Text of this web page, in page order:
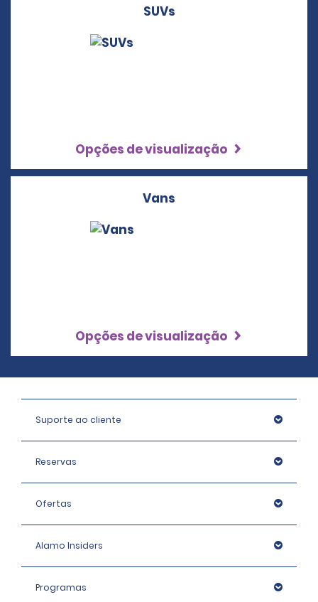
SUVs
Opções de visualização
Vans
Opções de visualização
Suporte ao cliente
Reservas
Ofertas
Alamo Insiders
Programas